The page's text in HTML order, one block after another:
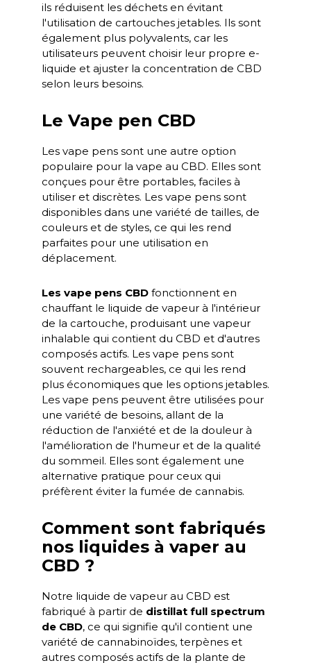
ils réduisent les déchets en évitant
l'utilisation de cartouches jetables. Ils sont
également plus polyvalents, car les
utilisateurs peuvent choisir leur propre e-
liquide et ajuster la concentration de CBD
selon leurs besoins.
Le Vape pen CBD
Les vape pens sont une autre option
populaire pour la vape au CBD. Elles sont
conçues pour être portables, faciles à
utiliser et discrètes. Les vape pens sont
disponibles dans une variété de tailles, de
couleurs et de styles, ce qui les rend
parfaites pour une utilisation en
déplacement.
Les vape pens CBD fonctionnent en
chauffant le liquide de vapeur à l'intérieur
de la cartouche, produisant une vapeur
inhalable qui contient du CBD et d'autres
composés actifs. Les vape pens sont
souvent rechargeables, ce qui les rend
plus économiques que les options jetables.
Les vape pens peuvent être utilisées pour
une variété de besoins, allant de la
réduction de l'anxiété et de la douleur à
l'amélioration de l'humeur et de la qualité
du sommeil. Elles sont également une
alternative pratique pour ceux qui
préfèrent éviter la fumée de cannabis.
Comment sont fabriqués
nos liquides à vaper au
CBD ?
Notre liquide de vapeur au CBD est
fabriqué à partir de distillat full spectrum
de CBD, ce qui signifie qu'il contient une
variété de cannabinoïdes, terpènes et
autres composés actifs de la plante de